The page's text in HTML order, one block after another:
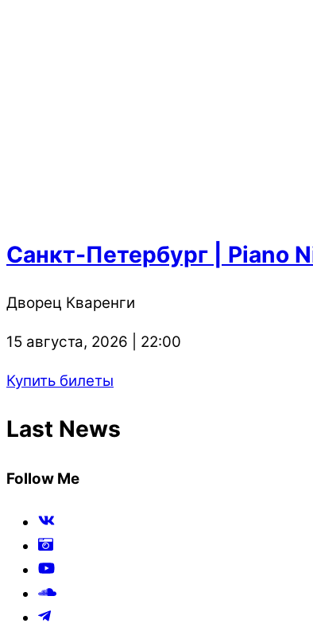
Санкт-Петербург | Piano
Дворец Кваренги
15 августа, 2026 | 22:00
Купить билеты
Last News
Follow Me